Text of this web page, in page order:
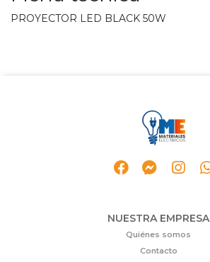
PROYECTOR LED BLACK 50W
NUESTRA EMPRESA
Quiénes somos
Contacto